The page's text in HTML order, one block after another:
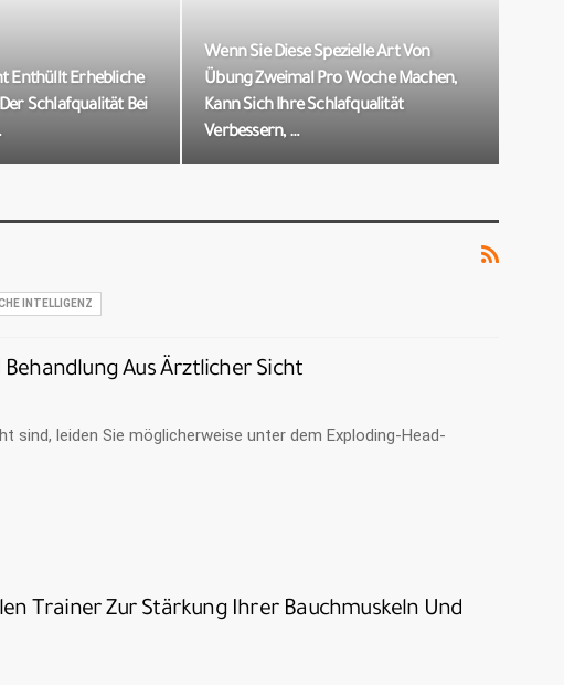
Enthüllt Erhebliche
Schlafqualität Bei
Wenn Sie Diese Spezielle Art Von
Übung Zweimal Pro Woche Machen,
Kann Sich Ihre Schlafqualität
Verbessern, …
INTELLIGENZ
Aus Ärztlicher Sicht
sind, leiden Sie möglicherweise unter dem Exploding-Head-
Trainer Zur Stärkung Ihrer Bauchmuskeln Und